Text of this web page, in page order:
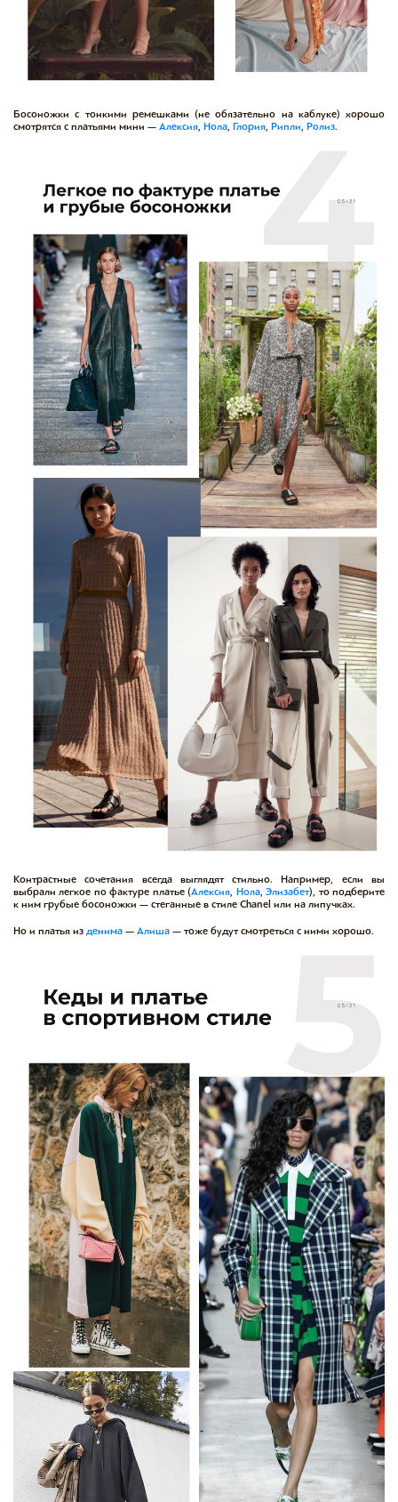
Босоножки с тонкими ремешками (не обязательно на каблуке) хорошо
смотрятся с платьями мини — Алексия Нола Глория Рипли Ролиз.
Контрастные сочетания всегда выглядят стильно. Например, если вы
выбрали легкое по фактуре платье (Алексия Нола,Элизабет), то подберите
к ним грубые босоножки — стеганные в стиле Chanel или на липучках.
Но и платья из денима — Алиша — тоже будут смотреться с ними хорошо.